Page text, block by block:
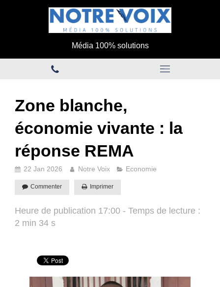
Média 100% solutions
Zone blanche,
économie vivante : la
réponse REMA
22 Jan 2026 Notre Voix Economie
Commenter Imprimer
Heure de publication 17:00 - Temps de lecture :
2 min 34 s